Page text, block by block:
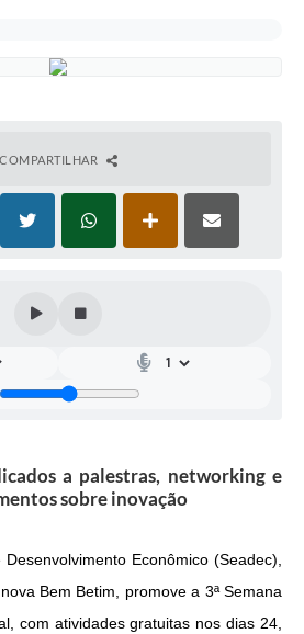
COMPARTILHAR
a palestras, networking e
sobre inovação
Econômico (Seadec),
Bem Betim, promove a 3ª Semana
com atividades gratuitas nos dias 24,